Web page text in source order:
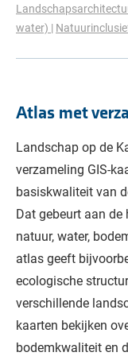
water)
Atlas met
Landschap op de
verzameling GIS-
basiskwaliteit van
Dat gebeurt aan de
natuur, water,
atlas geeft
ecologische
verschillende
kaarten bekijken
bodemkwaliteit en